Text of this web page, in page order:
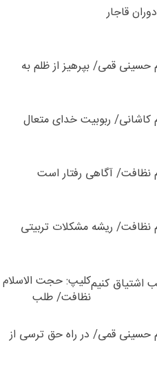
قاجار
قمی/ بپرهیز از ظلم به
ربوبیت خدای متعال
نظافت/ آگاهی رفتار است
نظافت/ ریشه مشکلات تربیتی
کلیپ: حجت الاسلام
نظافت/ طلب
حسینی قمی/ در راه حق ترسی از